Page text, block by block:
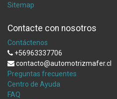
Sitemap
Contacte con nosotros
Contáctenos
+56963337706
contacto@automotrizmafer.cl
Preguntas frecuentes
Centro de Ayuda
FAQ